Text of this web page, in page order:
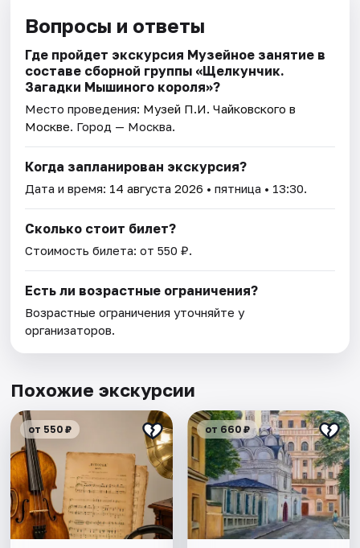
Вопросы и ответы
Где пройдет экскурсия Музейное занятие в
составе сборной группы «Щелкунчик.
Загадки Мышиного кoроля»?
Место проведения: Музей П.И. Чайковского в
Москве. Город — Москва.
Когда запланирован экскурсия?
Дата и время: 14 августа 2026 • пятница • 13:30.
Сколько стоит билет?
Стоимость билета: от 550 ₽.
Есть ли возрастные ограничения?
Возрастные ограничения уточняйте у
организаторов.
Похожие экскурсии
от 550 ₽ от 660 ₽